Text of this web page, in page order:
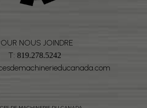
NOUS JOINDRE
T: 819.278.5242